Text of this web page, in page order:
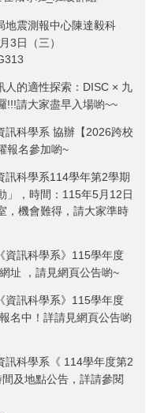
地震測報中心陳達毅科
3日（三）
人的適性探索：DISC × 九
!!!請大家盡早入場喲~~
訊科學系 協辦【2026跨校
報名參加喲~
訊科學系114學年第2學期
」，時間：115年5月12日
，機會難得，請大家準時
資訊科學系》115學年度
址 ，請見網頁公告喲~
資訊科學系》115學年度
名中！詳請見網頁公告喲
訊科學系《 114學年度第2
及地點公告，詳請參閱